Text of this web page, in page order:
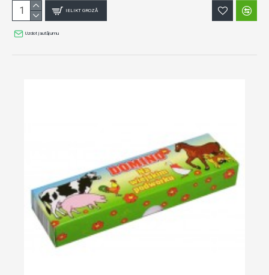
IELIKT GROZĀ
Uzdot jautājumu